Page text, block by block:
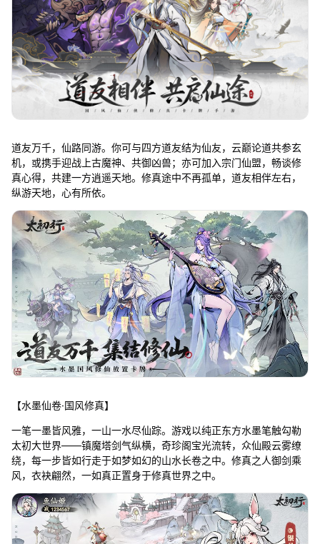
道友万千，仙路同游。你可与四方道友结为仙友，云巅论道共参玄
机，或携手迎战上古魔神、共御凶兽；亦可加入宗门仙盟，畅谈修
真心得，共建一方逍遥天地。修真途中不再孤单，道友相伴左右，
纵游天地，心有所依。
【水墨仙卷·国风修真】
一笔一墨皆风雅，一山一水尽仙踪。游戏以纯正东方水墨笔触勾勒
太初大世界——镇魔塔剑气纵横，奇珍阁宝光流转，众仙殿云雾缭
绕，每一步皆如行走于如梦如幻的山水长卷之中。修真之人御剑乘
风，衣袂翩然，一如真正置身于修真世界之中。